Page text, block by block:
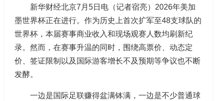
新华财经北京7月5日电（记者宿亮）2026年美加
墨世界杯正在进行。作为历史上首次扩军至48支球队的
世界杯，本届赛事商业收入和现场观赛人数均刷新纪
录。然而，在赛事升温的同时，围绕高票价、动态定
价、签证限制以及国际游客增长不及预期等争议也不断
发酵。
一边是国际足联赚得盆满钵满，一边是不少普通球